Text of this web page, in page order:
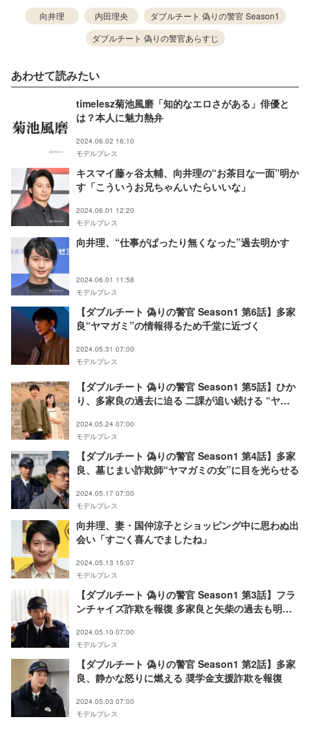
向井理 内田理央
ダブルチート 偽りの警官 Season1
ダブルチート 偽りの警官あらすじ
あわせて読みたい
timelesz菊池風磨「知的なエロさがある」俳優と
は？本人に魅力熱弁
2024.06.02 16:10
モデルプレス
キスマイ藤ヶ谷太輔、向井理の“お茶目な一面”明か
す「こういうお兄ちゃんいたらいいな」
2024.06.01 12:20
モデルプレス
向井理、“仕事がぱったり無くなった”過去明かす
2024.06.01 11:58
モデルプレス
【ダブルチート 偽りの警官 Season1 第6話】多家
良“ヤマガミ”の情報得るため千堂に近づく
2024.05.31 07:00
モデルプレス
【ダブルチート 偽りの警官 Season1 第5話】ひか
り、多家良の過去に迫る 二課が追い続ける “ヤマ
2024.05.24 07:00
モデルプレス
【ダブルチート 偽りの警官 Season1 第4話】多家
良、墓じまい詐欺師“ヤマガミの女”に目を光らせる
2024.05.17 07:00
モデルプレス
向井理、妻・国仲涼子とショッピング中に思わぬ出
会い「すごく喜んでましたね」
2024.05.13 15:07
モデルプレス
【ダブルチート 偽りの警官 Season1 第3話】フラ
ンチャイズ詐欺を報復 多家良と矢柴の過去も明ら
2024.05.10 07:00
モデルプレス
【ダブルチート 偽りの警官 Season1 第2話】多家
良、静かな怒りに燃える 奨学金支援詐欺を報復
2024.05.03 07:00
モデルプレス